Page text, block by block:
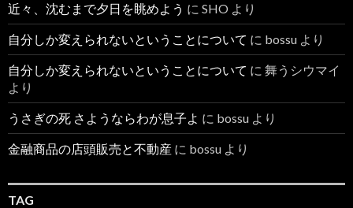
近々、沈むまで夕日を眺めよう に SHO より
自分しか変えられないということについて に bossu より
自分しか変えられないということについて に 舞うシウマイ
より
うさぎの死 さようならわが息子よ に bossu より
金融商品の店頭販売と不動産 に bossu より
TAG